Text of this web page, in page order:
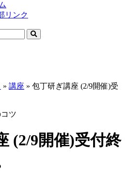
リンク
» 講座 » 包丁研ぎ講座 (2/9開催)受
ツ
(2/9開催)受付終